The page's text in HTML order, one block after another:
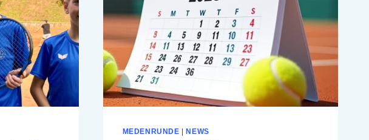
MEDENRUNDE |NEWS